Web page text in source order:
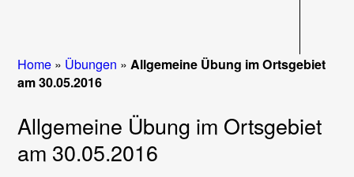
Home » Übungen »Allgemeine Übung im Ortsgebiet
am 30.05.2016
Allgemeine Übung im Ortsgebiet
am 30.05.2016